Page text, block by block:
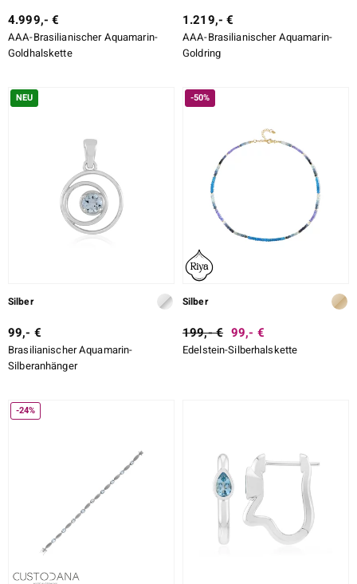
4.999,- €
AAA-Brasilianischer Aquamarin-
Goldhalskette
1.219,- €
AAA-Brasilianischer Aquamarin-
Goldring
NEU
Silber
99,- €
Brasilianischer Aquamarin-
Silberanhänger
-50%
Silber
199,- € 99,- €
Edelstein-Silberhalskette
-24%